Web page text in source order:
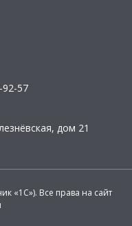
92-57
дом 21
«1С»). Все права на сайт